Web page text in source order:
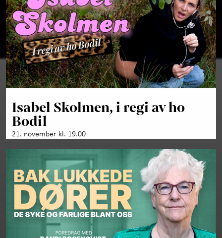
Isabel Skolmen, i regi av ho
Bodil
21. november kl. 19.00